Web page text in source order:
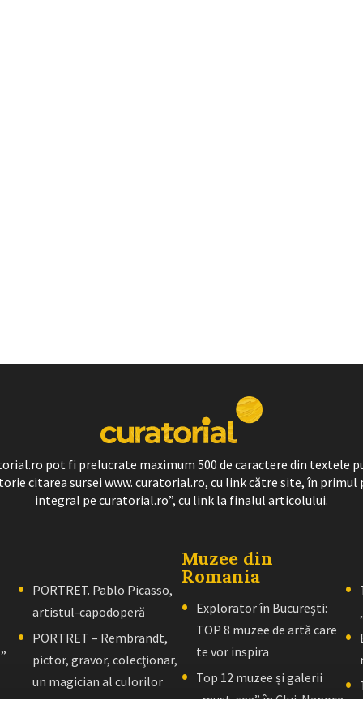
pot fi prelucrate maximum 500 de caractere din textele
citarea sursei www. curatorial.ro, cu link către site, în primul
integral pe curatorial.ro”, cu link la finalul articolului.
PORTRET. Pablo Picasso,
artistul-capodoperă
PORTRET – Rembrandt,
pictor, gravor, colecţionar,
un magician al culorilor
Muzee din
Romania
Explorator în București:
TOP 8 muzee de artă care
te vor inspira
Top 12 muzee și galerii
„must-see” în Cluj-Napoca